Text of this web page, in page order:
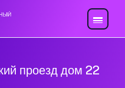
проезд дом 22